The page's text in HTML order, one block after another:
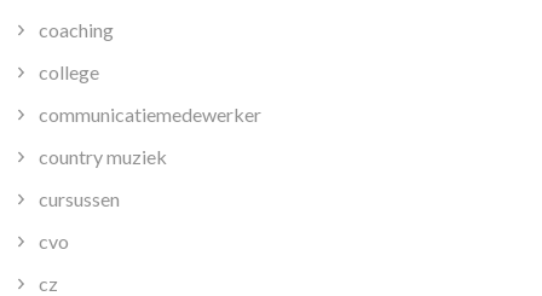
coaching
college
communicatiemedewerker
country muziek
cursussen
cvo
cz